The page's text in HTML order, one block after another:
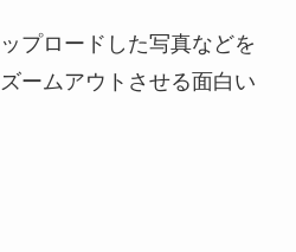
プロードした写真などを
ームアウトさせる面白い